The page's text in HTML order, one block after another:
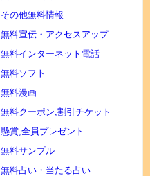
その他無料情報
無料宣伝・アクセスアップ
無料インターネット電話
無料ソフト
無料漫画
無料クーポン,割引チケット
懸賞,全員プレゼント
無料サンプル
無料占い・当たる占い